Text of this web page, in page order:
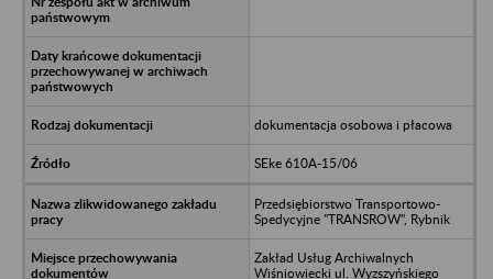
dokumentacja osobowa i płacowa
SEke 610A-15/06
Przedsiębiorstwo Transportowo-
Spedycyjne "TRANSROW", Rybnik
Zakład Usług Archiwalnych
Wiśniowiecki ul. Wyzszyńskiego